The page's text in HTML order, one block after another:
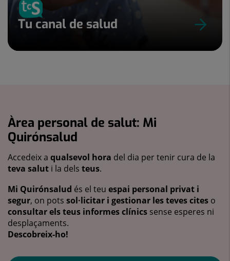
Tu canal de salud
Àrea personal de salut: Mi
Quirónsalud
Accedeix a qualsevol hora del dia per tenir cura de la
teva salut i la dels teus.
Mi Quirónsalud és el teu espai personal privat i
segur, on pots sol·licitar i gestionar les teves cites o
consultar els teus informes clínics sense esperes ni
desplaçaments.
Descobreix-ho!